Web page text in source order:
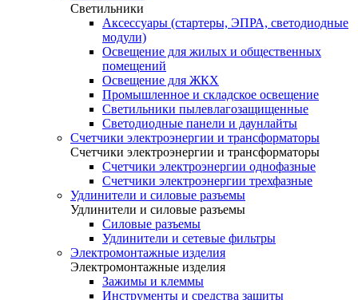
Светильники
Аксессуары (стартеры, ЭПРА, светодиодные
модули)
Освещение для жилых и общественных
помещений
Освещение для ЖКХ
Промышленное и складское освещение
Светильники пылевлагозащищенные
Светодиодные панели и даунлайты
Счетчики электроэнергии и трансформаторы
Счетчики электроэнергии и трансформаторы
Счетчики электроэнергии однофазные
Счетчики электроэнергии трехфазные
Удлинители и силовые разъемы
Удлинители и силовые разъемы
Силовые разъемы
Удлинители и сетевые фильтры
Электромонтажные изделия
Электромонтажные изделия
Зажимы и клеммы
Инструменты и средства защиты